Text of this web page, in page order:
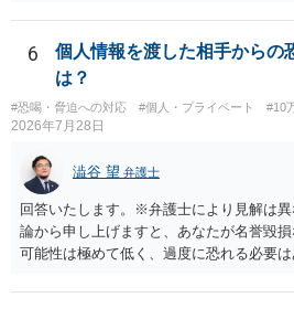
というだけですから。
6
個人情報を渡した相手からの
は？
#恐喝・脅迫への対応 #個人・プライベート #10
2026年7月28日
澁谷 望 弁護士
回答いたします。※弁護士により見解は
論から申し上げますと、あなたが名誉毀
可能性は極めて低く、過度に恐れる必要
は警察の介入を恐れて逃げた可能性が高